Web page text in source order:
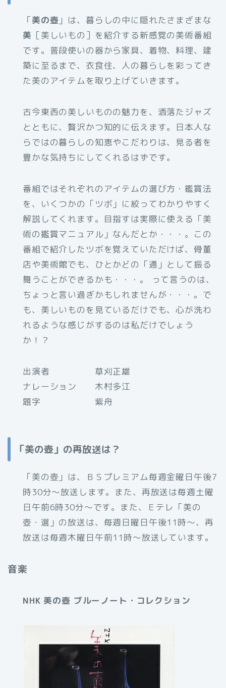
「美の壺 」は、暮らしの中に隠れたさまざまな
美 ［美しいもの］を紹介する新感覚の美術番組
です。普段使いの器から家具、着物、料理、建
築に至るまで、衣食住、人の暮らしを彩ってき
た美のアイテムを取り上げていきます。
古今東西の美しいものの魅力を、洒落たジャズ
とともに、贅沢かつ知的に伝えます。日本人な
らではの暮らしの知恵やこだわりは、見る者を
豊かな気持ちにしてくれるはずです。
番組ではそれぞれのアイテムの選び方・鑑賞法
を、いくつかの「ツボ」に絞ってわかりやすく
解説してくれます。目指すは実際に使える「美
術の鑑賞マニュアル」なんだとか・・・。この
番組で紹介したツボを覚えていただけば、骨董
店や美術館でも、ひとかどの「通」として振る
舞うことができるかも・・・。 って言うのは、
ちょっと言い過ぎかもしれませんが・・・。で
も、美しいものを見ているだけでも、心が洗わ
れるような感じがするのは私だけでしょう
か！？
出演者 草刈正雄
ナレーション 木村多江
題字 紫舟
「美の壺」の再放送は？
「美の壺」は、ＢＳプレミアム毎週金曜日午後7
時30分～放送します。また、再放送は毎週土曜
日午前6時30分～です。また、Ｅテレ「美の
壺・選」の放送は、毎週日曜日午後11時～、再
放送は毎週木曜日午前11時～放送しています。
音楽
NHK 美の壺 ブルーノート・コレクション